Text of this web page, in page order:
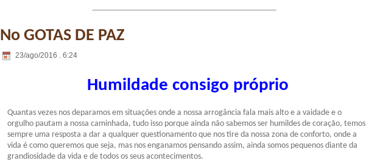
No GOTAS DE PAZ
23/ago/2016 . 6:24
Humildade consigo próprio
Quantas vezes nos deparamos em situações onde a nossa arrogância fala mais alto e a vaidade e o
orgulho pautam a nossa caminhada, tudo isso porque ainda não sabemos ser humildes de coração, temos
sempre uma resposta a dar a qualquer questionamento que nos tire da nossa zona de conforto, onde a
vida é como queremos que seja, mas nos enganamos pensando assim, ainda somos pequenos diante da
grandiosidade da vida e de todos os seus acontecimentos.